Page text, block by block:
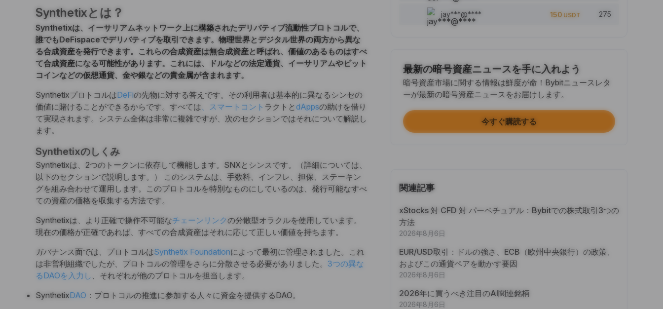
Synthetixとは？
Synthetixは、イーサリアムネットワーク上に構築されたデリバティブ流動性プロトコルで、
誰でもDeFispaceでデリバティブを取引できます。 物理世界とデジタル世界の両方から異な
る合成資産を発行できます。これらの合成資産は無合成資産と呼ばれ、価値のあるものはすべ
て合成資産になる可能性があります。これには、ドルなどの法定通貨、イーサリアムやビット
コインなどの仮想通貨、金や銀などの貴金属が含まれます。
SynthetixプロトコルはDeFiの先物に対する答えです。その利用者は基本的に異なるシンセの
価値に賭けることができるからです。すべては、スマートコント ラクトと dAppsの助けを借り
て実現されます。システム全体は非常に複雑ですが、次のセクションではそれについて解説し
ます。
Synthetixのしくみ
Synthetixは、2つのトークンに依存して機能します。SNXとシンスです。（詳細については、
以下のセクションで説明します。） このシステムは、手数料、インフレ、担保、ステーキン
グを組み合わせて運用します。このプロトコルを特別なものにしているのは、発行可能なすべ
ての資産の価格を収集する方法です。
Synthetixは、より正確で操作不可能なチェーンリンクの分散型オラクルを使用しています。
現在の価格が正確であれば、すべての合成資産はそれに応じて正しい価値を持ちます。
ガバナンス面では、プロトコルはSynthetix Foundationによって最初に管理されました。これ
は非営利組織でしたが、プロトコルの管理をさらに分散させる必要がありました。 3つの異な
るDAOを入力し 、それぞれが他のプロトコルを担当します。
SynthetixDAO ：プロトコルの推進に参加する人々に資金を提供するDAO。
完了するたびに
SNSで記事をシェア（0/5）
完了するたびに+2
ボットで100ドル相当以上を取引する
資産運用額 ≥ 10 USDT
完了するたびに
Trade Options ≥ $2000
完了するたびに
jay***@**** 150 USDT 275
最新の暗号資産ニュースを手に入れよう
暗号資産市場に関する情報は鮮度が命！Bybitニュースレタ
ーが最新の暗号資産ニュースをお届けします。
今すぐ購読する
関連記事
xStocks 対 CFD 対 パーペチュアル：Bybitでの株式取引3つの
方法
2026年8月6日
EUR/USD取引：ドルの強さ、ECB（欧州中央銀行）の政策、
およびこの通貨ペアを動かす要因
2026年8月6日
2026年に買うべき注目のAI関連銘柄
2026年8月6日